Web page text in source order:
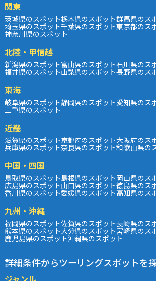
関東
茨城県のスポット栃木県のスポット群馬県のス
埼玉県のスポット千葉県のスポット東京都のス
神奈川県のスポット
北陸・甲信越
新潟県のスポット富山県のスポット石川県のス
福井県のスポット山梨県のスポット長野県のス
東海
岐阜県のスポット静岡県のスポット愛知県のス
三重県のスポット
近畿
滋賀県のスポット京都府のスポット大阪府のス
兵庫県のスポット奈良県のスポット和歌山県の
中国・四国
鳥取県のスポット島根県のスポット岡山県のス
広島県のスポット山口県のスポット徳島県のス
香川県のスポット愛媛県のスポット高知県のス
九州・沖縄
福岡県のスポット佐賀県のスポット長崎県のス
熊本県のスポット大分県のスポット宮崎県のス
鹿児島県のスポット沖縄県のスポット
詳細条件からツーリングスポットを
ジャンル